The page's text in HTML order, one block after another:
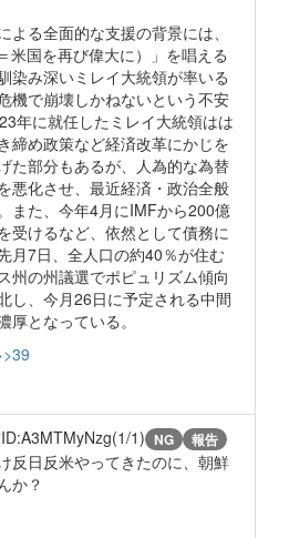
る全面的な支援の背景には、
米国を再び偉大に）」を唱える
染み深いミレイ大統領が率いる
機で崩壊しかねないという不安
年に就任したミレイ大統領はは
締め政策など経済改革にかじを
た部分もあるが、人為的な為替
悪化させ、最近経済・政治全般
また、今年4月にIMFから200億
受けるなど、依然として債務に
月7日、全人口の約40％が住む
州の州議選でポピュリズム傾向
し、今月26日に予定される中間
厚となっている。
ID:A3MTMyNzg(1/1) NG 報告
反日反米やってきたのに、朝鮮
か？